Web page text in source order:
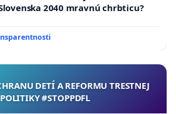
2040 mravnú chrbticu?
DETÍ A REFORMU TRESTNEJ
POLITIKY #STOPPDFL